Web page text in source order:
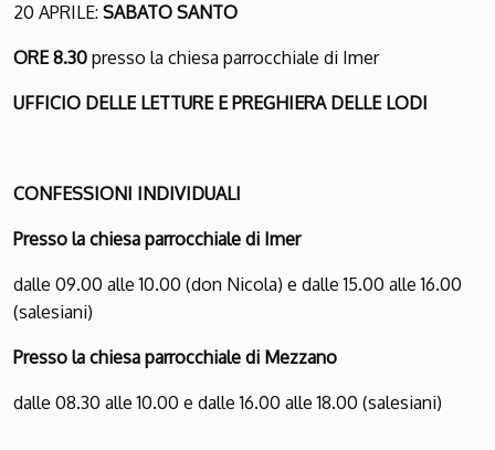
20 APRILE: SABATO SANTO
ORE 8.30 presso la chiesa parrocchiale di Imer
UFFICIO DELLE LETTURE E PREGHIERA DELLE LODI
CONFESSIONI INDIVIDUALI
Presso la chiesa parrocchiale di Imer
dalle 09.00 alle 10.00 (don Nicola) e dalle 15.00 alle 16.00
(salesiani)
Presso la chiesa parrocchiale di Mezzano
dalle 08.30 alle 10.00 e dalle 16.00 alle 18.00 (salesiani)